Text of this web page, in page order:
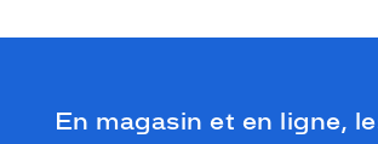
En magasin et en ligne,